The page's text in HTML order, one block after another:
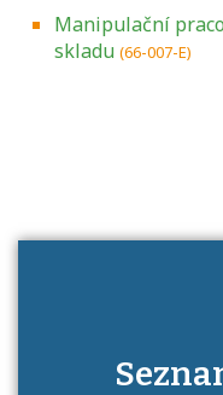
Manipulační
skladu (66-007-E)
Projděte si